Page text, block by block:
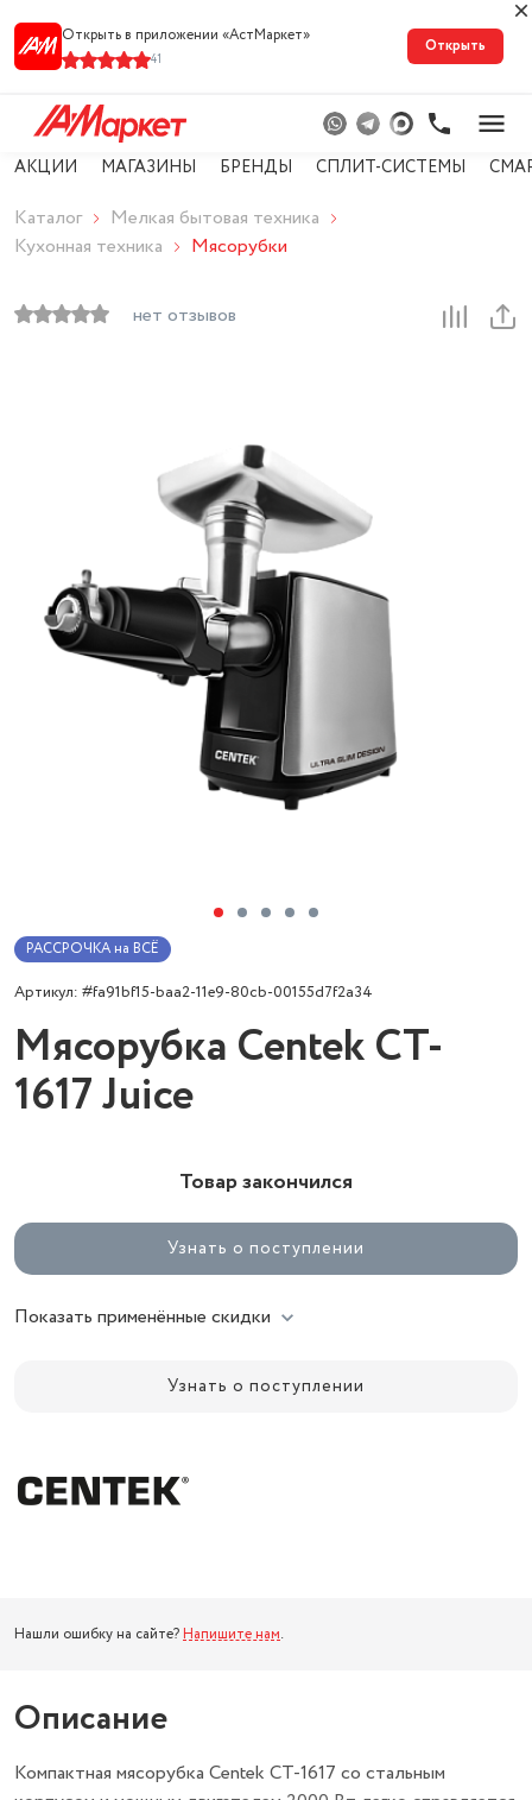
Открыть в приложении «АстМарке‪т‬»
41
Открыть
АКЦИИ МАГАЗИНЫ БРЕНДЫ СПЛИТ-СИСТЕМЫ
Каталог
Мелкая бытовая техника
Кухонная техника
Мясорубки
нет отзывов
РАССРОЧКА на ВСЁ
Артикул: #fa91bf15-baa2-11e9-80cb-00155d7f2a34
Мясорубка Centek CT-
1617 Juice
Товар закончился
Узнать о поступлении
Показать применённые скидки
Узнать о поступлении
Нашли ошибку на сайте? Напишите нам.
Описание
Компактная мясорубка Centek CT-1617 со стальным